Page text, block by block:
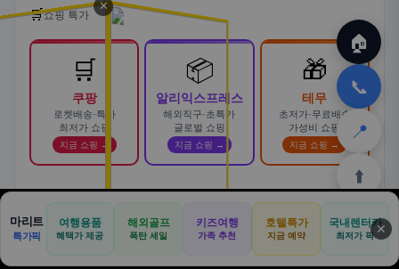
🛒쇼핑 특가
🛒
쿠팡
로켓배송·특가
최저가 쇼핑
지금 쇼핑 →
📦
알리익스프레스
해외직구·초특가
글로벌 쇼핑
지금 쇼핑 →
🎁
테무
초저가·무료배송
가성비 쇼핑
지금 쇼핑 →
🚗
합리적으로
AD
카슐랭 · 신차 장기렌트 · 리스 · 월 렌탈료 비교
바로가기 →
🏠
✈️
공항
⛳
📋
🛒
쿠팡
🎁
테무
🏠
📞
📍
⬆️
🏠 📝
견적
🚐
기사등록
🛒
아마존
✕
마리트
특가픽
여행용품
혜택가 제공
해외골프
폭탄 세일
키즈여행
가족 추천
호텔특가
지금 예약
국내렌터카
최저가 픽 ✕